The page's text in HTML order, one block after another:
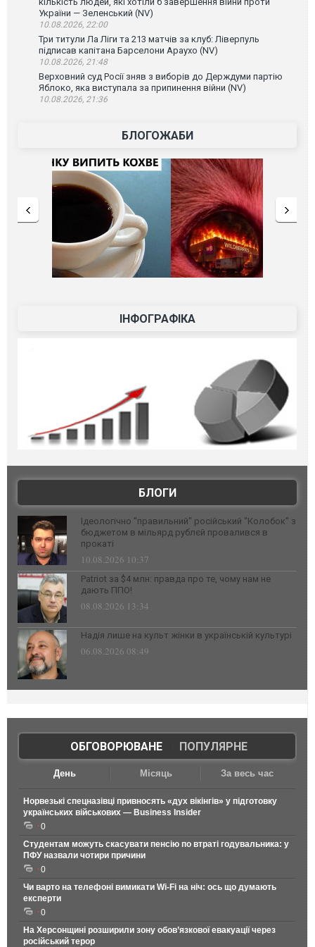
України — Зеленський (NV)
10.08.2026, 22:00
Три титули Ла Ліги та 213 матчів за клуб: Ліверпуль
підписав капітана Барселони Араухо (NV)
10.08.2026, 21:48
Верховний суд Росії зняв з виборів до Держдуми партію
Яблоко, яка виступала за припинення війни (NV)
10.08.2026, 21:36
БЛОГОЖАБИ
ІНФОГРАФІКА
БЛОГИ
Ідеологічно "правильний" російський "Колобок" з
бюджетом в мільярд рублєй провалився в
прокаті
10.08.2026 10:37
Patriot за $4 млн: правда про те, чому нам не
дають ППО!
08.08.2026 13:34
Надія лише на культ жінки в українській культурі
06.08.2026 08:49
ОБГОВОРЮВАНЕ| ПОПУЛЯРНЕ
День Місяць За весь час
Норвезькі спецназівці привносять «дух вікінгів» у підготовку
українських військових — Business Insider
0
Студентам можуть скасувати пенсію по втраті годувальника: у
ПФУ назвали чотири причини
0
Чи варто на телефонi вимикати Wi-Fi на ніч: ось що думають
експерти
0
На Херсонщині розширили зону обов’язкової евакуації через
російський терор